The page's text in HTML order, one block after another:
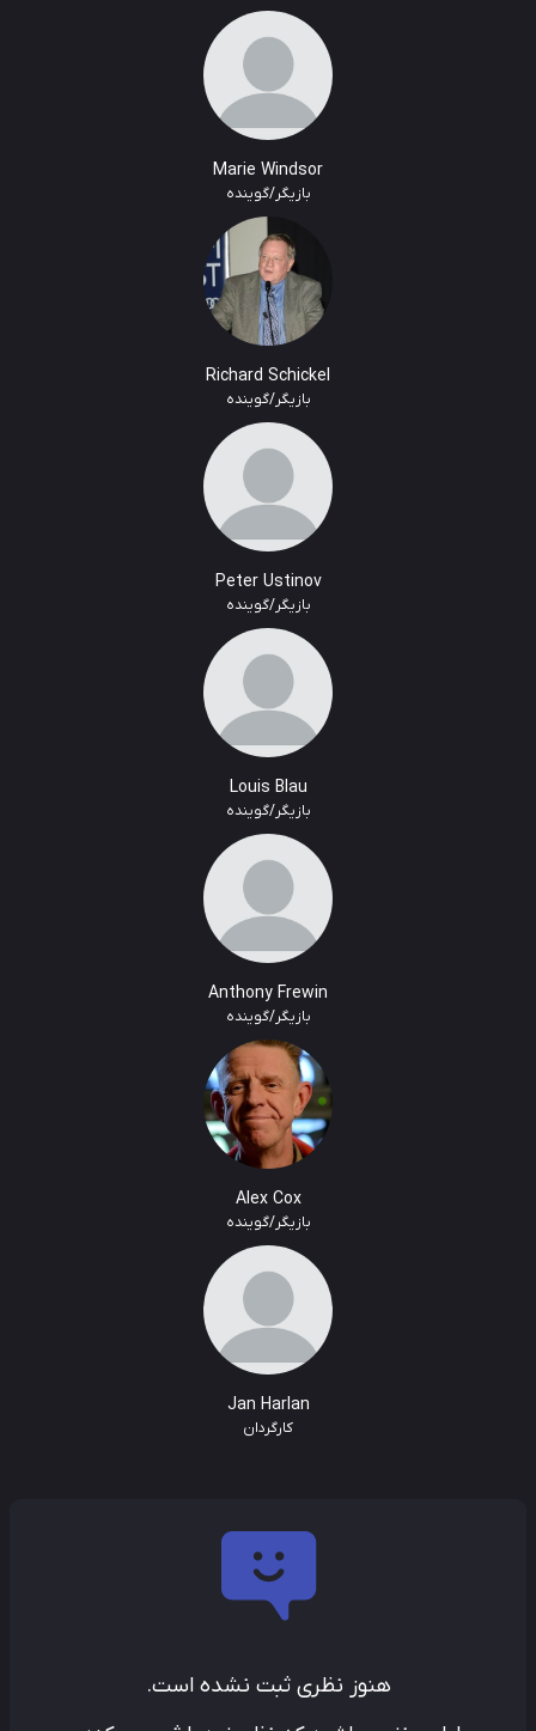
Marie Windsor
بازیگر/گوینده
Richard Schickel
بازیگر/گوینده
Peter Ustinov
بازیگر/گوینده
Louis Blau
بازیگر/گوینده
Anthony Frewin
بازیگر/گوینده
Alex Cox
بازیگر/گوینده
Jan Harlan
کارگردان
هنوز نظری ثبت نشده است.